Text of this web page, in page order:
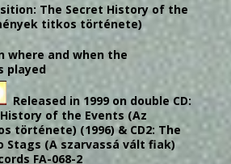
The Secret History of the
titkos története)
where and when the
played
Released in 1999 on double CD:
of the Events (Az
története) (1996) & CD2: The
Stags (A szarvassá vált fiak)
FA-068-2